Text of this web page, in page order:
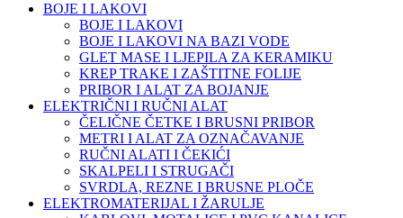
BOJE I LAKOVI
BOJE I LAKOVI
BOJE I LAKOVI NA BAZI VODE
GLET MASE I LJEPILA ZA KERAMIKU
KREP TRAKE I ZAŠTITNE FOLIJE
PRIBOR I ALAT ZA BOJANJE
ELEKTRIČNI I RUČNI ALAT
ČELIČNE ČETKE I BRUSNI PRIBOR
METRI I ALAT ZA OZNAČAVANJE
RUČNI ALATI I ČEKIĆI
SKALPELI I STRUGAČI
SVRDLA, REZNE I BRUSNE PLOČE
ELEKTROMATERIJAL I ŽARULJE